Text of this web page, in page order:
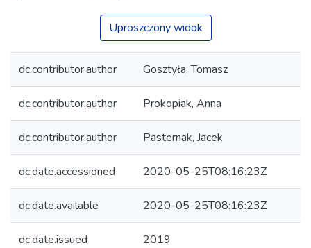
Uproszczony widok
dc.contributor.author Gosztyła, Tomasz
dc.contributor.author Prokopiak, Anna
dc.contributor.author Pasternak, Jacek
dc.date.accessioned 2020-05-25T08:16:23Z
dc.date.available 2020-05-25T08:16:23Z
dc.date.issued 2019